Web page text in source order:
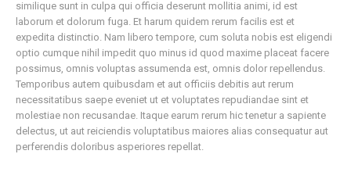
similique sunt in culpa qui officia deserunt mollitia animi, id est
laborum et dolorum fuga. Et harum quidem rerum facilis est et
expedita distinctio. Nam libero tempore, cum soluta nobis est eligendi
optio cumque nihil impedit quo minus id quod maxime placeat facere
possimus, omnis voluptas assumenda est, omnis dolor repellendus.
Temporibus autem quibusdam et aut officiis debitis aut rerum
necessitatibus saepe eveniet ut et voluptates repudiandae sint et
molestiae non recusandae. Itaque earum rerum hic tenetur a sapiente
delectus, ut aut reiciendis voluptatibus maiores alias consequatur aut
perferendis doloribus asperiores repellat.